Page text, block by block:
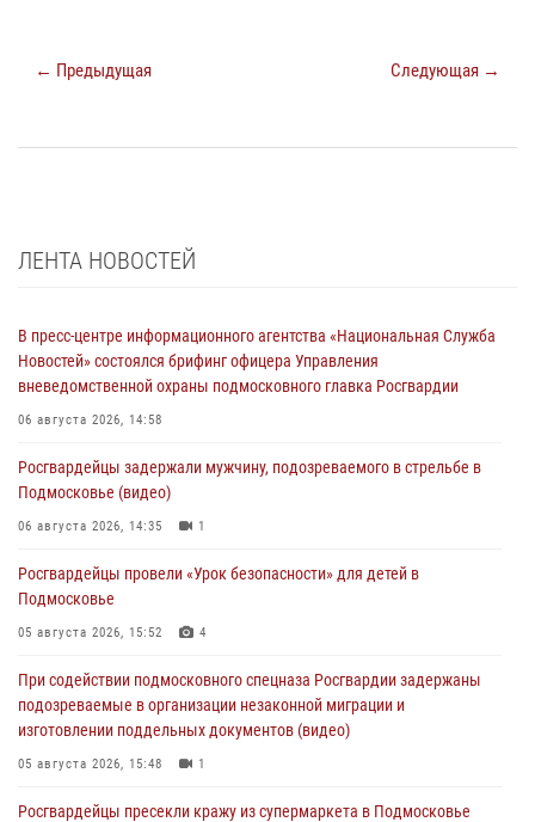
← Предыдущая Следующая →
ЛЕНТА НОВОСТЕЙ
В пресс-центре информационного агентства «Национальная Служба
Новостей» состоялся брифинг офицера Управления
вневедомственной охраны подмосковного главка Росгвардии
06 августа 2026, 14:58
Росгвардейцы задержали мужчину, подозреваемого в стрельбе в
Подмосковье (видео)
06 августа 2026, 14:35 1
Росгвардейцы провели «Урок безопасности» для детей в
Подмосковье
05 августа 2026, 15:52 4
При содействии подмосковного спецназа Росгвардии задержаны
подозреваемые в организации незаконной миграции и
изготовлении поддельных документов (видео)
05 августа 2026, 15:48 1
Росгвардейцы пресекли кражу из супермаркета в Подмосковье